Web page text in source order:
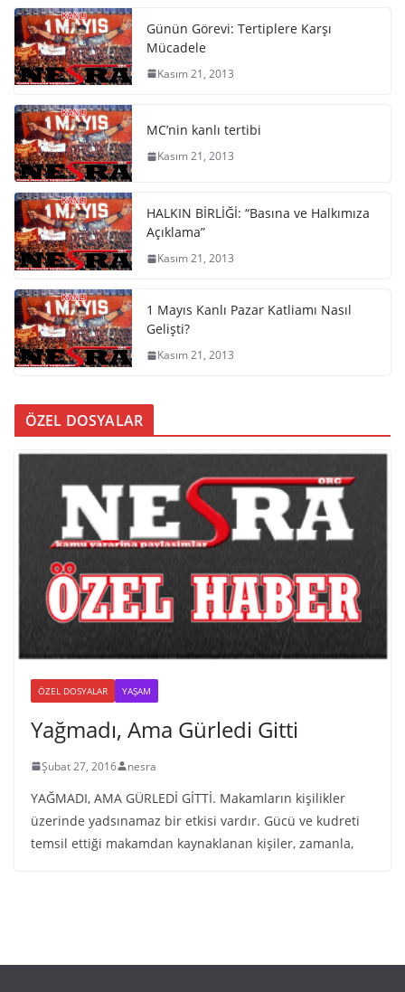
Günün Görevi: Tertiplere Karşı
Mücadele
Kasım 21, 2013
MC’nin kanlı tertibi
Kasım 21, 2013
HALKIN BİRLİĞİ: “Basına ve Halkımıza
Açıklama”
Kasım 21, 2013
1 Mayıs Kanlı Pazar Katliamı Nasıl
Gelişti?
Kasım 21, 2013
ÖZEL DOSYALAR
ÖZEL DOSYALAR YAŞAM
Yağmadı, Ama Gürledi Gitti
Şubat 27, 2016 nesra
YAĞMADI, AMA GÜRLEDİ GİTTİ. Makamların kişilikler
üzerinde yadsınamaz bir etkisi vardır. Gücü ve kudreti
temsil ettiği makamdan kaynaklanan kişiler, zamanla,